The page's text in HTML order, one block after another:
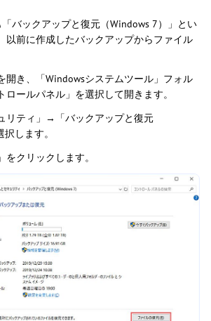
バックアップと復元（Windows 7）」とい
以前に作成したバックアップからファイル
開き、「Windowsシステムツール」フォル
ロールパネル」を選択して開きます。
リティ」→「バックアップと復元
択します。
クリックします。